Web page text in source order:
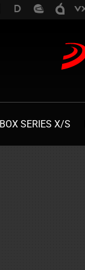
SERIES X/S